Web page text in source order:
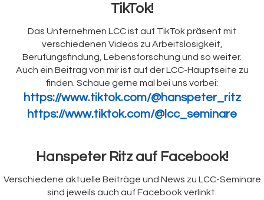
TikTok!
Das Unternehmen LCC ist auf TikTok präsent mit
verschiedenen Videos zu Arbeitslosigkeit,
Berufungsfindung, Lebensforschung und so weiter.
Auch ein Beitrag von mir ist auf der LCC-Hauptseite zu
finden. Schaue gerne mal bei uns vorbei:
https://www.tiktok.com/@hanspeter_ritz
https://www.tiktok.com/@lcc_seminare
Hanspeter Ritz auf Facebook!
Verschiedene aktuelle Beiträge und News zu LCC-Seminare
sind jeweils auch auf Facebook verlinkt: